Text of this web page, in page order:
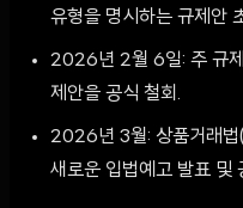
유형을 명시하는 규제안
2026년 2월 6일: 주 규
제안을 공식 철회.
2026년 3월: 상품거래
새로운 입법예고 발표 및